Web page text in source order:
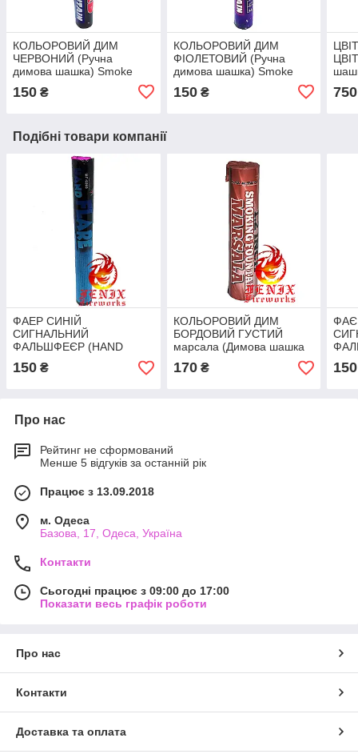
КОЛЬОРОВИЙ ДИМ
ЧЕРВОНИЙ (Ручна
димова шашка) Smoke
MA0512/R
150 ₴
КОЛЬОРОВИЙ ДИМ
ФІОЛЕТОВИЙ (Ручна
димова шашка) Smoke
MA0512/P
150₴ 750
Подібні товари компанії
ФАЕР СИНІЙ
СИГНАЛЬНИЙ
ФАЛЬШФЕЄР (HAND
FLARE) 90 секунд MF-
0260/B
150 ₴
КОЛЬОРОВИЙ ДИМ
БОРДОВИЙ ГУСТИЙ
марсала (Димова шашка
професійна) Smoke
Bombs 60 секунд
170₴ 150
Про нас
Рейтинг не сформований
Менше 5 відгуків за останній рік
Працює з 13.09.2018
м. Одеса
Базова, 17, Одеса, Україна
Контакти
Сьогодні працює з 09:00 до 17:00
Показати весь графік роботи
Про нас
Контакти
Доставка та оплата